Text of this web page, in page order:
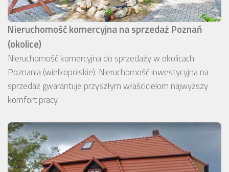
Nieruchomość komercyjna na sprzedaż Poznań
(okolice)
Nieruchomość komercyjna do sprzedaży w okolicach
Poznania (wielkopolskie). Nieruchomość inwestycyjna na
sprzedaż gwarantuje przyszłym właścicielom najwyższy
komfort pracy.